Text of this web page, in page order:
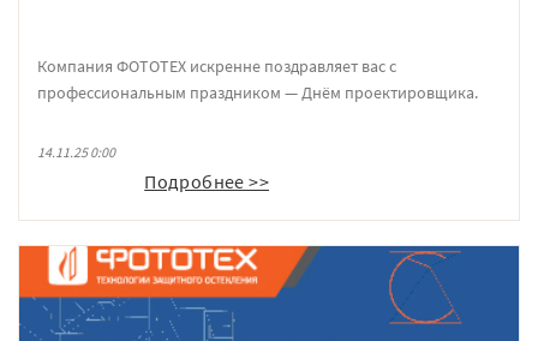
Компания ФОТОТЕХ искренне поздравляет вас с
профессиональным праздником — Днём проектировщика.
14.11.25 0:00
Подробнее >>